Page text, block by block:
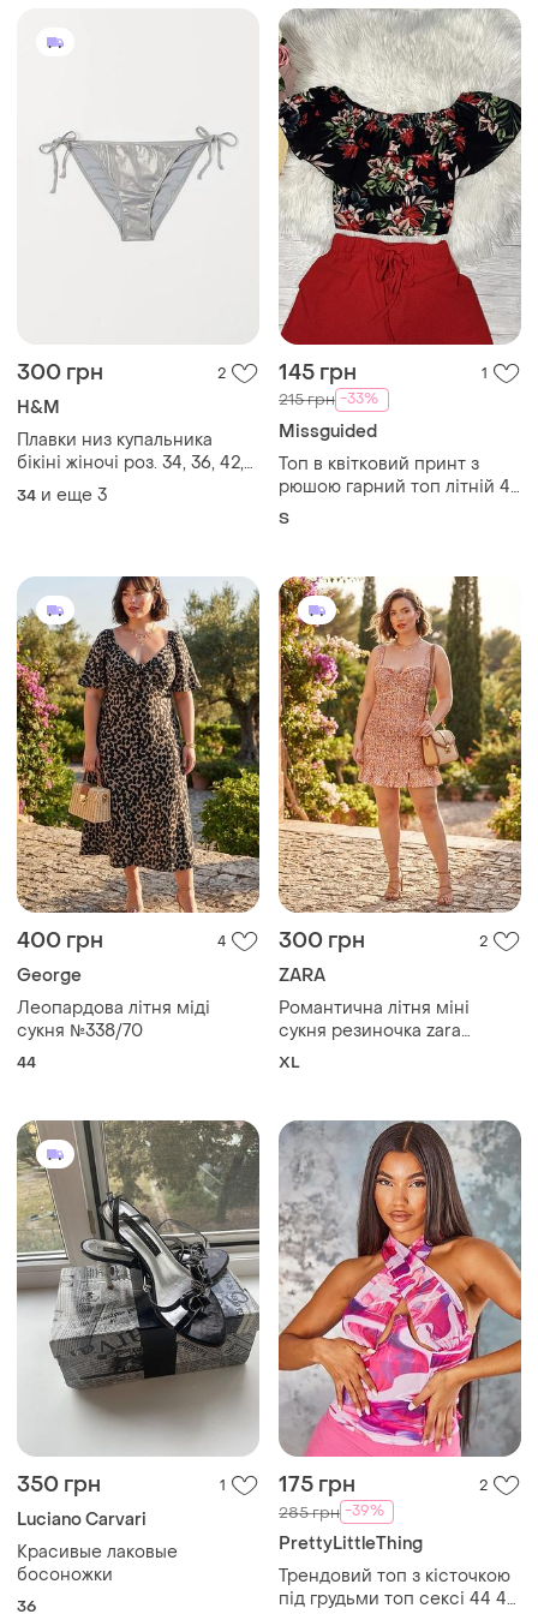
300 грн 2
H&M
Плавки низ купальника
бікіні жіночі роз. 34, 36, 42,
46 від h&m нові
34 и еще 3
145 грн 1
215 грн -33%
Missguided
Топ в квітковий принт з
рюшою гарний топ літній 44
46
S
400 грн 4
George
Леопардова літня міді
сукня №338/70
44
300 грн 2
ZARA
Романтична літня міні
сукня резиночка zara
№81/19
XL
350 грн 1
Luciano Carvari
Красивые лаковые
босоножки
36
175 грн 2
285 грн -39%
PrettyLittleThing
Трендовий топ з кісточкою
під грудьми топ сексі 44 46